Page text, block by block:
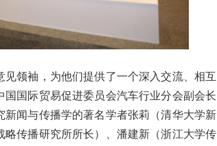
领袖，为他们提供了一个深入交流、相互
国际贸易促进委员会汽车行业分会副会长
闻与传播学的著名学者张莉（清华大学新
传播研究所所长）、潘建新（浙江大学传